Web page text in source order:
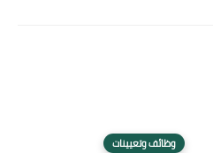
وظائف وتعيينات